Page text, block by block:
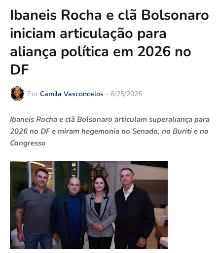
Ibaneis Rocha e clã Bolsonaro
iniciam articulação para
aliança política em 2026 no
DF
Por Camila Vasconcelos - 6/25/2025
Ibaneis Rocha e clã Bolsonaro articulam superaliança para
2026 no DF e miram hegemonia no Senado, no Buriti e no
Congresso